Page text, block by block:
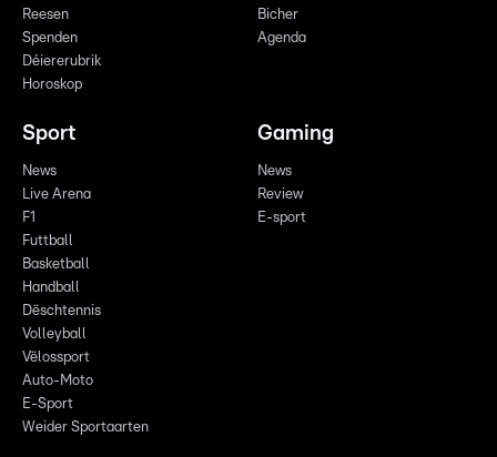
Reesen
Spenden
Déiererubrik
Horoskop
Bicher
Agenda
Sport
News
Live Arena
F1
Futtball
Basketball
Handball
Dëschtennis
Volleyball
Vëlossport
Auto-Moto
E-Sport
Weider Sportaarten
Gaming
News
Review
E-sport